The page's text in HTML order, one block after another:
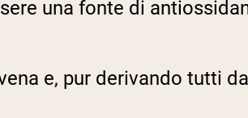
una fonte di
e, pur derivando tutti